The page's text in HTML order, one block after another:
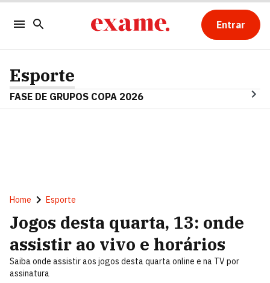
Entrar
Esporte
FASE DE GRUPOS COPA 2026
Home Esporte
Jogos desta quarta, 13: onde
assistir ao vivo e horários
Saiba onde assistir aos jogos desta quarta online e na TV por
assinatura